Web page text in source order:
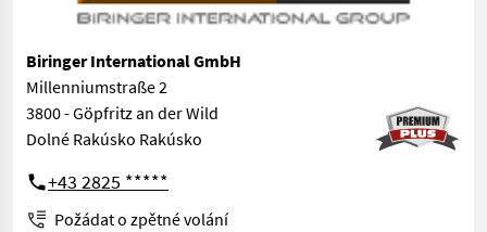
Biringer International GmbH
Millenniumstraße 2
3800 - Göpfritz an der Wild
Dolné Rakúsko Rakúsko
+43 2825 *****
Požádat o zpětné volání